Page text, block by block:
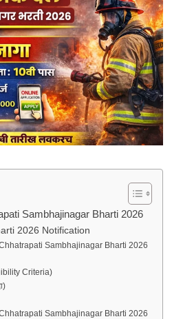
Sambhajinagar Bharti 2026
2026 Notification
Sambhajinagar Bharti 2026
Criteria)
Sambhajinagar Bharti 2026